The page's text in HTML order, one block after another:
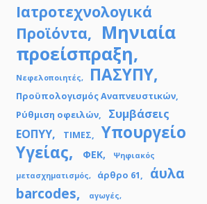
Ιατροτεχνολογικά
Προϊόντα
Μηνιαία
προείσπραξη
Νεφελοποιητές ΠΑΣΥΠΥ
Προϋπολογισμός Αναπνευστικών
Ρύθμιση οφειλών
Συμβάσεις
ΕΟΠΥΥ
ΤΙΜΕΣ
Υπουργείο
Υγείας
ΦΕΚ Ψηφιακός
μετασχηματισμός άρθρο 61
άυλα
barcodes
αγωγές